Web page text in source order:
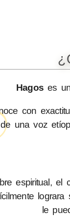
Hagos es
con
una voz
espiritual, el
le